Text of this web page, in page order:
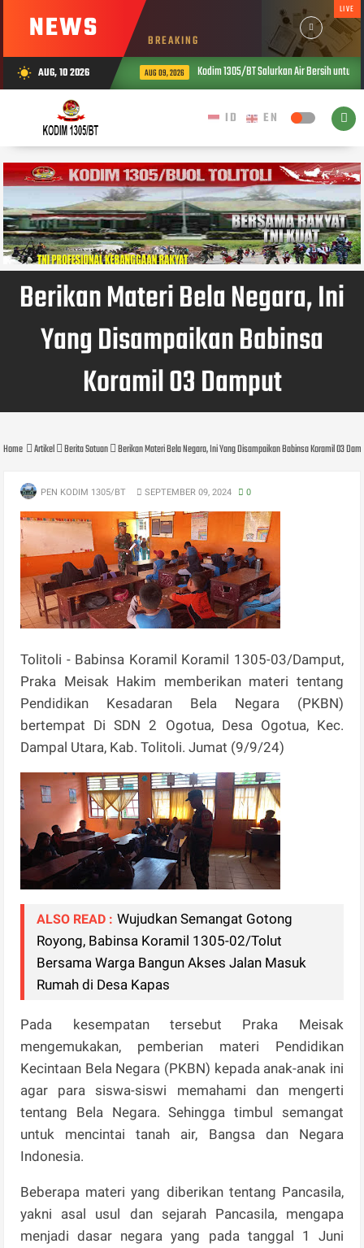
NEWS BREAKING
LIVE
wb_sunny AUG, 10 2026 AUG 09, 2026 Kodim 1305/BT Salurkan Air Bersih untuk
Berikan Materi Bela Negara, Ini
Yang Disampaikan Babinsa
Koramil 03 Damput
Home Artikel Berita Satuan Berikan Materi Bela Negara, Ini Yang Disampaikan Babinsa Koramil 03
PEN KODIM 1305/BT SEPTEMBER 09, 2024 0
Tolitoli - Babinsa Koramil Koramil 1305-03/Damput,
Praka Meisak Hakim memberikan materi tentang
Pendidikan Kesadaran Bela Negara (PKBN)
bertempat Di SDN 2 Ogotua, Desa Ogotua, Kec.
Dampal Utara, Kab. Tolitoli. Jumat (9/9/24)
ALSO READ : Wujudkan Semangat Gotong
Royong, Babinsa Koramil 1305-02/Tolut
Bersama Warga Bangun Akses Jalan Masuk
Rumah di Desa Kapas
Pada kesempatan tersebut Praka Meisak
mengemukakan, pemberian materi Pendidikan
Kecintaan Bela Negara (PKBN) kepada anak-anak ini
agar para siswa-siswi memahami dan mengerti
tentang Bela Negara. Sehingga timbul semangat
untuk mencintai tanah air, Bangsa dan Negara
Indonesia.
Beberapa materi yang diberikan tentang Pancasila,
yakni asal usul dan sejarah Pancasila, mengapa
menjadi dasar negara yang pada tanggal 1 Juni